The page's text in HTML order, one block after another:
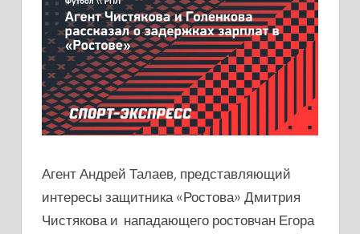
Агент Андрей Талаев, представляющий
интересы защитника «Ростова» Дмитрия
Чистякова и нападающего ростовчан Егора